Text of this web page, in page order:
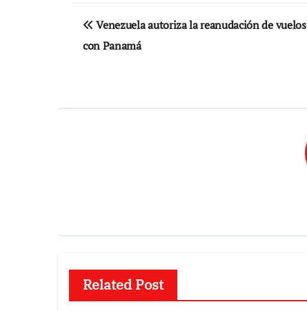
Navegación
de
Venezuela autoriza la reanudación de vuelos
con Panamá
Related Post